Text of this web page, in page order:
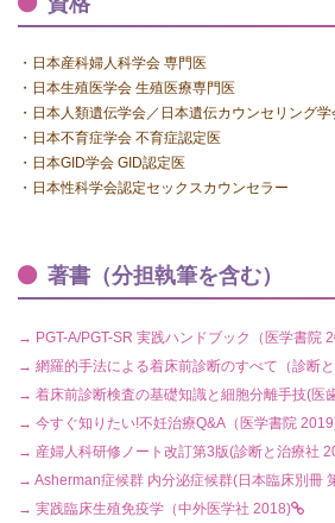
・日本産科婦人科学会 専門医
・日本生殖医学会 生殖医療専門医
・日本人類遺伝学会／日本遺伝カウンセリング
・日本不育症学会 不育症認定医
・日本GID学会 GID認定医
・日本性科学会認定セックスカウンセラー
著書（分担執筆を含む）
→ PGT-A/PGT-SR 実践ハンドブック（医学書院
→ 網羅的手法による着床前診断のすべて（診断と
→ 着床前診断検査の基礎知識と細胞分離手技(医
→ 今すぐ知りたい!不妊治療Q&A（医学書院
→ 産婦人科研修ノート改訂第3版(診断と治療社
→ Asherman症候群 内分泌症候群(日本臨床別冊
→ 実践臨床生殖免疫学（中外医学社 2018)